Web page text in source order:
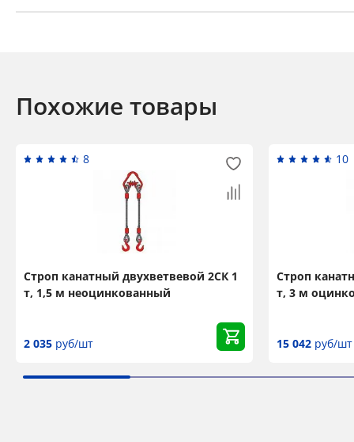
Похожие товары
8
Строп канатный двухветвевой 2СК 1
т, 1,5 м неоцинкованный
2 035 руб/шт
10
Строп
т, 3 м
15 042 руб/шт